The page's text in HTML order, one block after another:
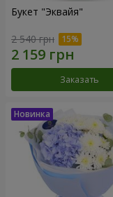
Букет "Эквайя"
2 540 грн
Заказать